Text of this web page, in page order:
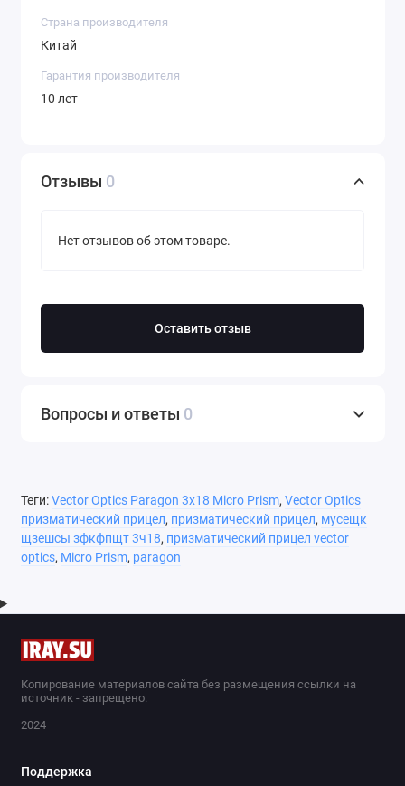
Страна производителя
Китай
Гарантия производителя
10 лет
Отзывы 0
Нет отзывов об этом товаре.
Оставить отзыв
Вопросы и ответы 0
Теги:Vector Optics Paragon 3x18 Micro Prism, Vector Optics
призматический прицел, призматический прицел, мусещк
щзешсы зфкфпщт 3ч18, призматический прицел vector
optics, Micro Prism, paragon
Копирование материалов сайта без размещения ссылки на
источник - запрещено.
2024
Поддержка